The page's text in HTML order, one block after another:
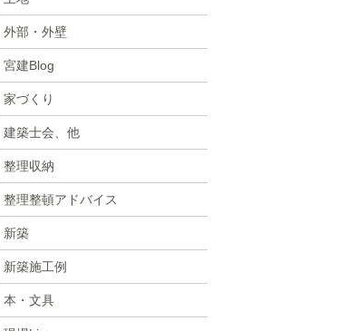
外部・外壁
宮建Blog
家づくり
建築士会、他
整理収納
整理整頓アドバイス
新築
新築施工例
本・文具